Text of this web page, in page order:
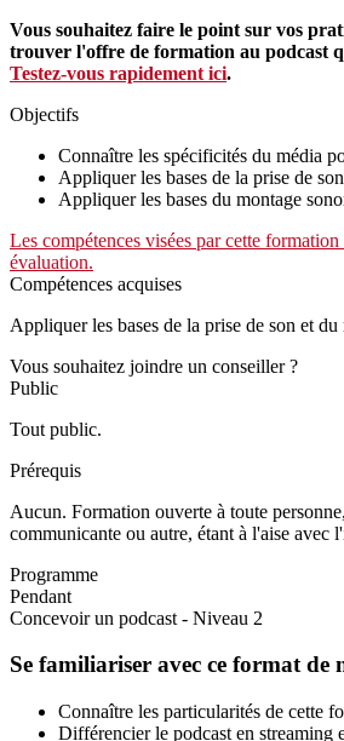
Vous souhaitez faire le point sur vos
trouver l'offre de formation au podcast
Testez-vous rapidement ici.
Objectifs
Connaître les spécificités du média
Appliquer les bases de la prise de son
Appliquer les bases du montage
Les compétences visées par cette
évaluation.
Compétences acquises
Appliquer les bases de la prise de son et du
Vous souhaitez joindre un conseiller ?
Public
Tout public.
Prérequis
Aucun. Formation ouverte à toute
communicante ou autre, étant à l'aise avec
Programme
Pendant
Concevoir un podcast - Niveau 2
Se familiariser avec ce format de
Connaître les particularités de cette
Différencier le podcast en streaming